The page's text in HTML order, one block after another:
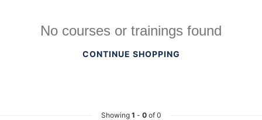
No courses or trainings found
CONTINUE SHOPPING
Showing 1 - 0of 0